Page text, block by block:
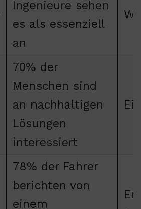
Ingenieure sehen
es als essenziell
an
70% der
Menschen sind
an nachhaltigen
Lösungen
interessiert
78% der Fahrer
berichten von
einem